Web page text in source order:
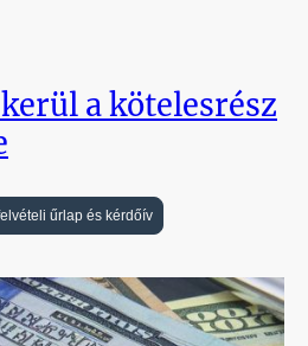
a kötelesrész
űrlap és kérdőív